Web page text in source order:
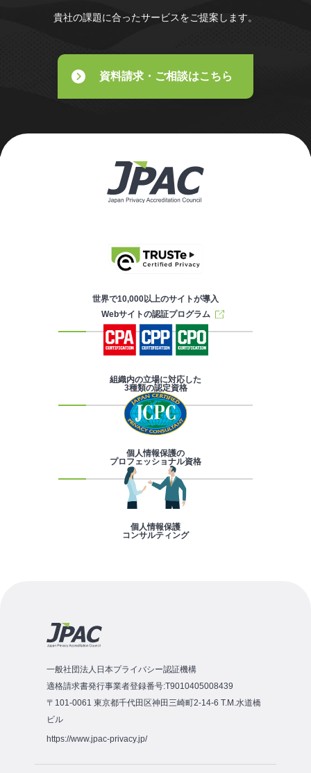
貴社の課題に合ったサービスをご提案します。
資料請求・ご相談はこちら
世界で10,000以上のサイトが導入
Webサイトの認証プログラム
組織内の立場に対応した
3種類の認定資格
個人情報保護の
プロフェッショナル資格
個人情報保護
コンサルティング
一般社団法人日本プライバシー認証機構
適格請求書発行事業者登録番号:T9010405008439
〒101-0061 東京都千代田区神田三崎町2-14-6 T.M.水道橋
ビル
https://www.jpac-privacy.jp/